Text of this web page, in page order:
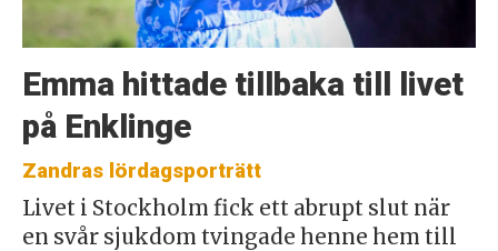
Emma hittade tillbaka till livet
på Enklinge
Zandras lördagsporträtt
Livet i Stockholm fick ett abrupt slut när
en svår sjukdom tvingade henne hem till